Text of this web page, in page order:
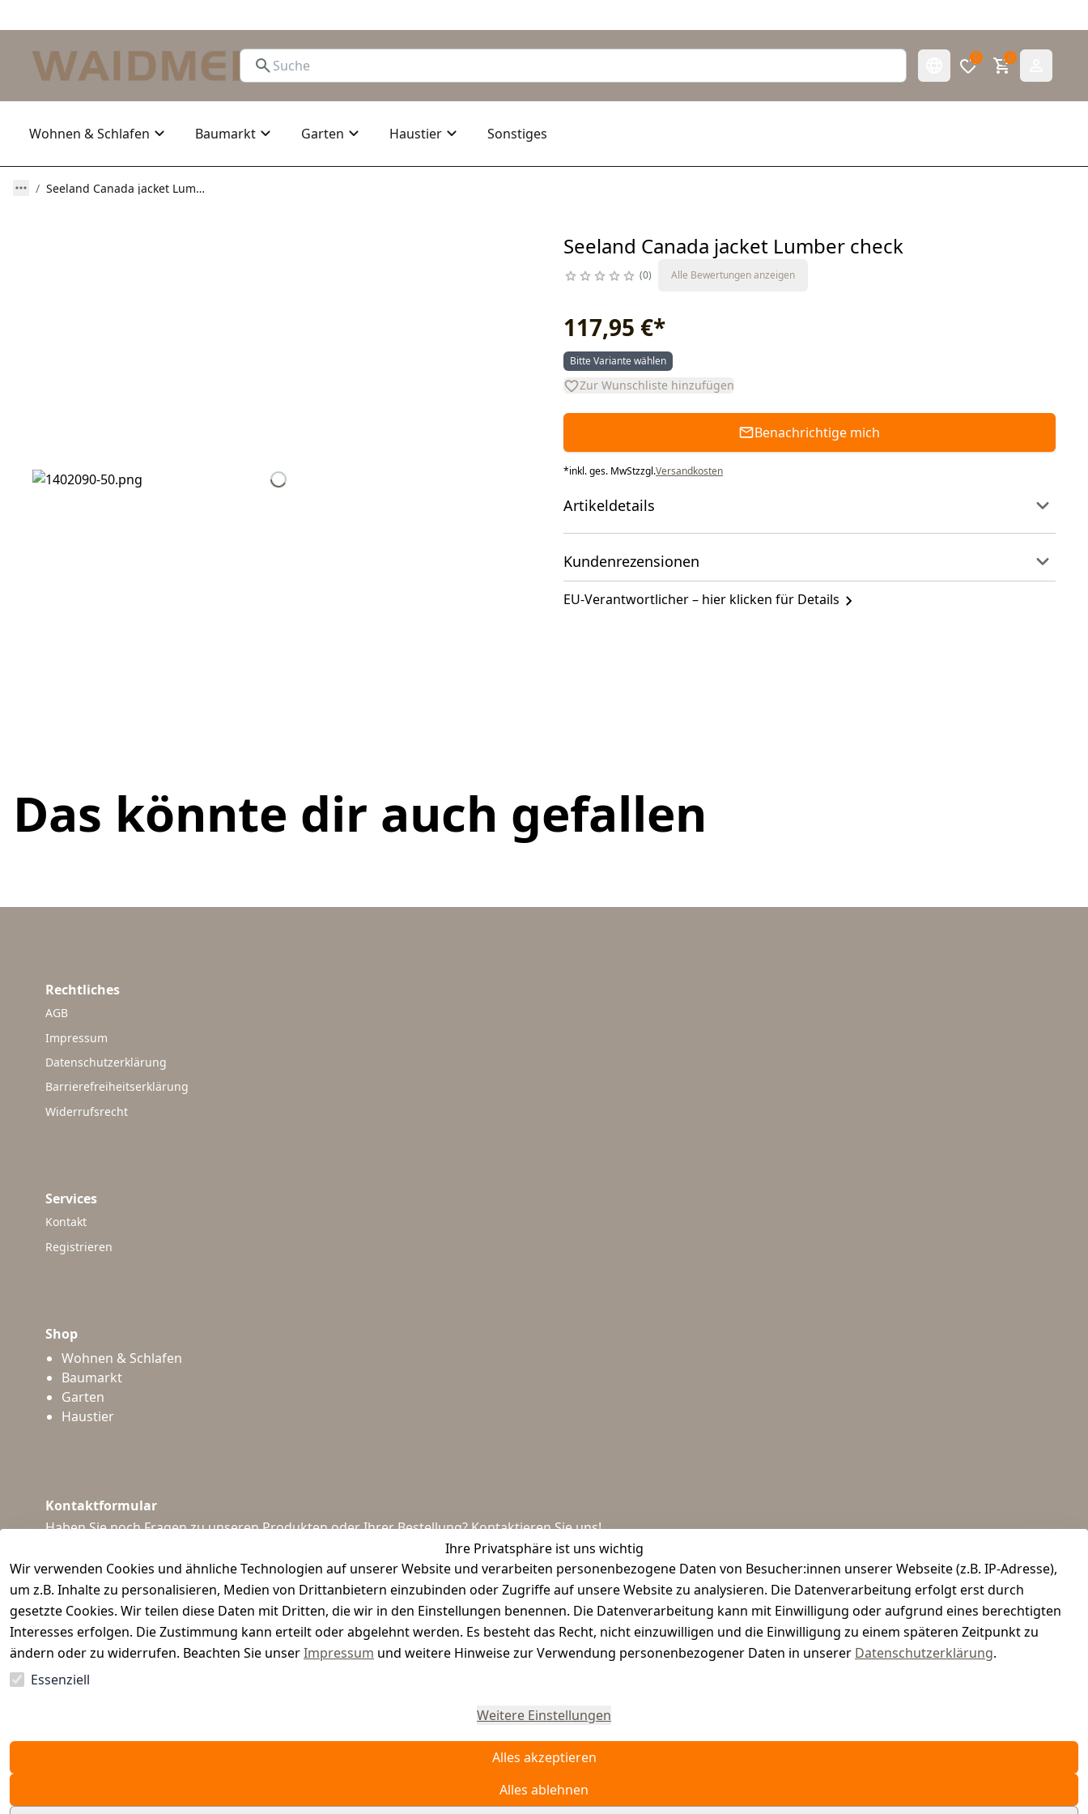
0 0
Wohnen & Schlafen Baumarkt Garten Haustier Sonstiges
Seeland Canada jacket Lumber check
Seeland Canada jacket Lumber check
0 Alle Bewertungen anzeigen
117,95 €*
Bitte Variante wählen
Zur Wunschliste hinzufügen
Benachrichtige mich
*inkl. ges. MwStzzgl.Versandkosten
Artikeldetails
Kundenrezensionen
EU-Verantwortlicher – hier klicken für Details
Das könnte dir auch gefallen
Ihre Privatsphäre ist uns wichtig
Wir verwenden Cookies und ähnliche Technologien auf unserer Website und verarbeiten personenbezogene Daten von Besucher:innen unserer Webseite (z.B. IP-Adresse),
um z.B. Inhalte zu personalisieren, Medien von Drittanbietern einzubinden oder Zugriffe auf unsere Website zu analysieren. Die Datenverarbeitung erfolgt erst durch
gesetzte Cookies. Wir teilen diese Daten mit Dritten, die wir in den Einstellungen benennen. Die Datenverarbeitung kann mit Einwilligung oder aufgrund eines berechtigten
Interesses erfolgen. Die Zustimmung kann erteilt oder abgelehnt werden. Es besteht das Recht, nicht einzuwilligen und die Einwilligung zu einem späteren Zeitpunkt zu
ändern oder zu widerrufen. Beachten Sie unserImpressum und weitere Hinweise zur Verwendung personenbezogener Daten in unserer Datenschutzerklärung.
Essenziell
Weitere Einstellungen
Alles akzeptieren
Alles ablehnen
Rechtliches
AGB
Impressum
Datenschutzerklärung
Barrierefreiheitserklärung
Widerrufsrecht
Services
Kontakt
Registrieren
Shop
Wohnen & Schlafen
Baumarkt
Garten
Haustier
Kontaktformular
Haben Sie noch Fragen zu unseren Produkten oder Ihrer Bestellung? Kontaktieren Sie uns!
support@waidmeister.de